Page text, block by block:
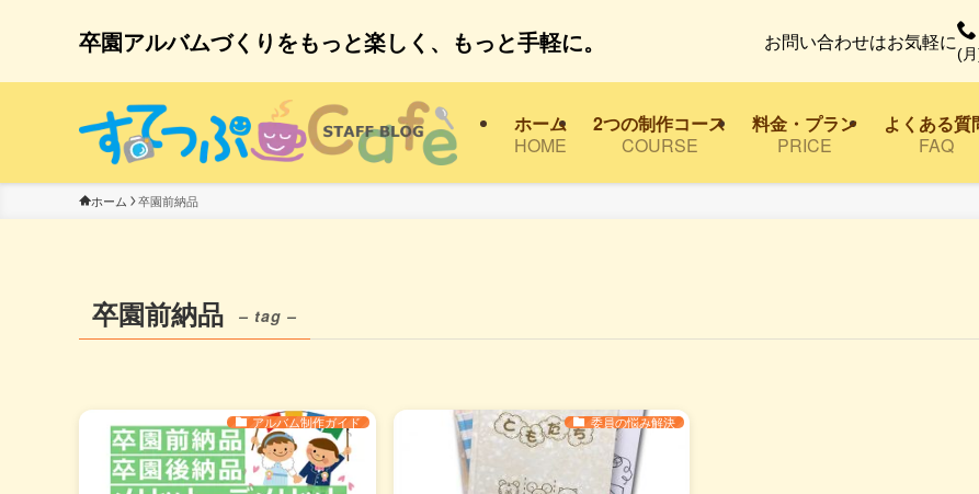
卒園アルバムづくりをもっと楽しく、もっと手軽に。 お問い合わせはお気軽に(
ホーム
HOME
2つの制作コース
COURSE
料金・プラン
PRICE
よくある質
FAQ
ホーム 卒園前納品
卒園前納品 – tag –
アルバム制作ガイド 委員の悩み解決